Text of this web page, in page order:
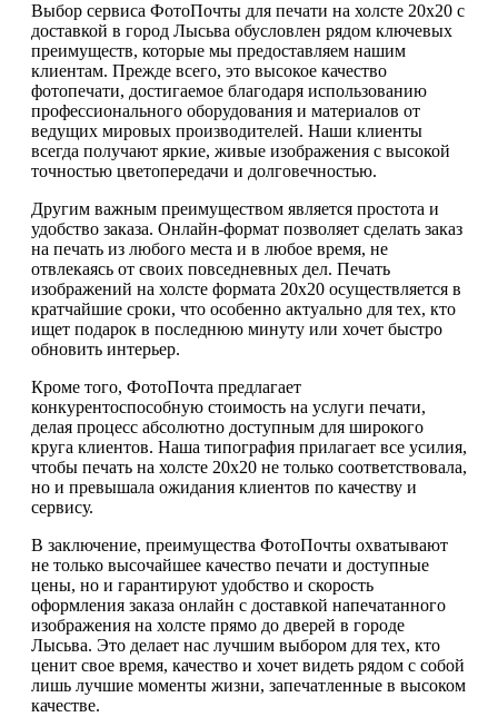
Выбор сервиса ФотоПочты для печати на холсте 20х20 с
доставкой в город Лысьва обусловлен рядом ключевых
преимуществ, которые мы предоставляем нашим
клиентам. Прежде всего, это высокое качество
фотопечати, достигаемое благодаря использованию
профессионального оборудования и материалов от
ведущих мировых производителей. Наши клиенты
всегда получают яркие, живые изображения с высокой
точностью цветопередачи и долговечностью.
Другим важным преимуществом является простота и
удобство заказа. Онлайн-формат позволяет сделать заказ
на печать из любого места и в любое время, не
отвлекаясь от своих повседневных дел. Печать
изображений на холсте формата 20х20 осуществляется в
кратчайшие сроки, что особенно актуально для тех, кто
ищет подарок в последнюю минуту или хочет быстро
обновить интерьер.
Кроме того, ФотоПочта предлагает
конкурентоспособную стоимость на услуги печати,
делая процесс абсолютно доступным для широкого
круга клиентов. Наша типография прилагает все усилия,
чтобы печать на холсте 20х20 не только соответствовала,
но и превышала ожидания клиентов по качеству и
сервису.
В заключение, преимущества ФотоПочты охватывают
не только высочайшее качество печати и доступные
цены, но и гарантируют удобство и скорость
оформления заказа онлайн с доставкой напечатанного
изображения на холсте прямо до дверей в городе
Лысьва. Это делает нас лучшим выбором для тех, кто
ценит свое время, качество и хочет видеть рядом с собой
лишь лучшие моменты жизни, запечатленные в высоком
качестве.